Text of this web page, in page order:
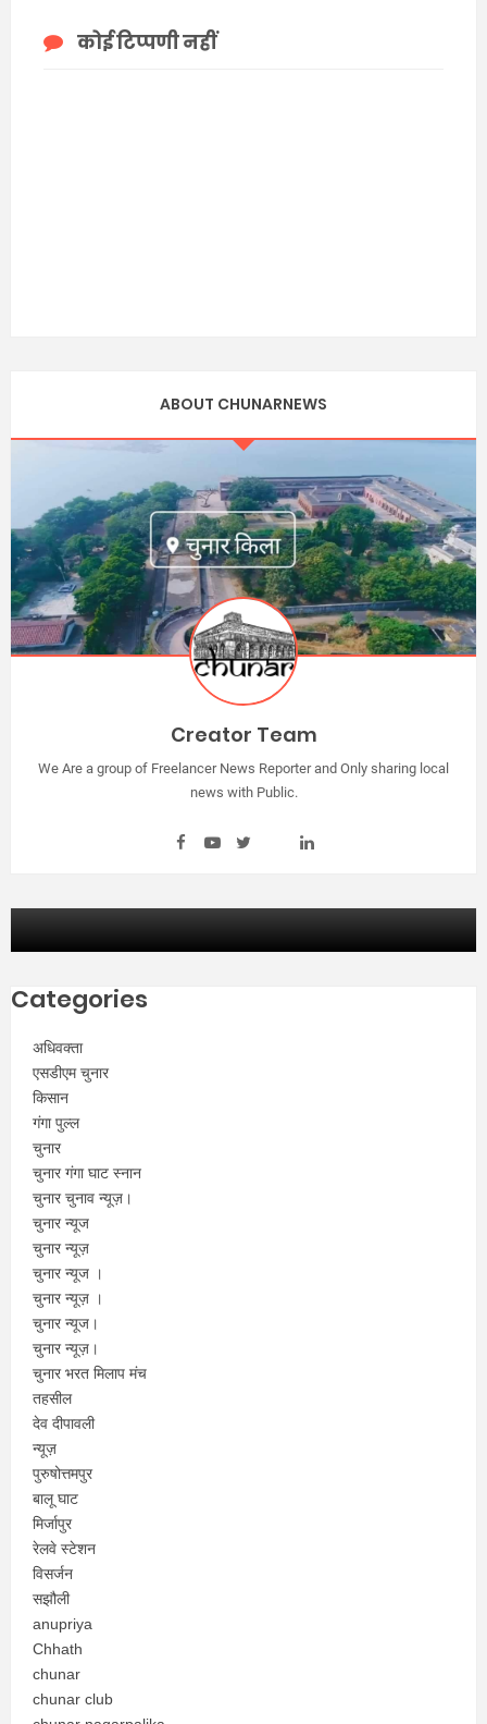
कोई टिप्पणी नहीं
ABOUT CHUNARNEWS
Creator Team
We Are a group of Freelancer News Reporter and Only sharing local
news with Public.
Categories
अधिवक्ता
एसडीएम चुनार
किसान
गंगा पुल्ल
चुनार
चुनार गंगा घाट स्नान
चुनार चुनाव न्यूज़।
चुनार न्यूज
चुनार न्यूज़
चुनार न्यूज ।
चुनार न्यूज़ ।
चुनार न्यूज।
चुनार न्यूज़।
चुनार भरत मिलाप मंच
तहसील
देव दीपावली
न्यूज़
पुरुषोत्तमपुर
बालू घाट
मिर्जापुर
रेलवे स्टेशन
विसर्जन
सझौली
anupriya
Chhath
chunar
chunar club